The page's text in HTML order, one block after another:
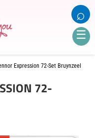
☰
⌕
Expression 72-Set Bruynzeel
72-